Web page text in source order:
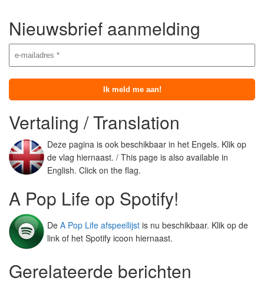
Nieuwsbrief aanmelding
Vertaling / Translation
Deze pagina is ook beschikbaar in het Engels. Klik op
de vlag hiernaast. / This page is also available in
English. Click on the flag.
A Pop Life op Spotify!
De A Pop Life afspeellijst is nu beschikbaar. Klik op de
link of het Spotify icoon hiernaast.
Gerelateerde berichten